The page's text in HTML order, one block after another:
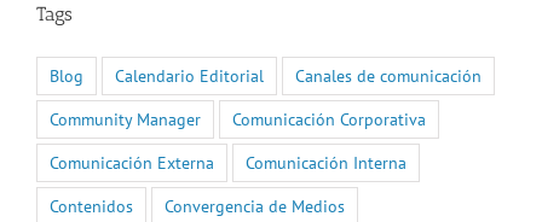
Tags
Blog Calendario Editorial
Canales de comunicación
Community Manager
Comunicación Corporativa
Comunicación Externa
Comunicación Interna
Contenidos
Convergencia de Medios